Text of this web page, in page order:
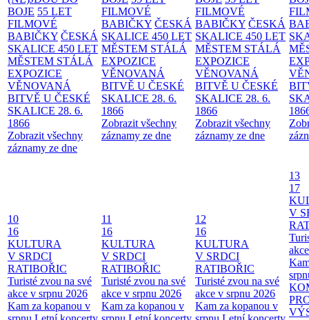
BOJE 55 LET
FILMOVÉ
BABIČKY ČESKÁ
SKALICE 450 LET
MĚSTEM STÁLÁ
EXPOZICE
VĚNOVANÁ
BITVĚ U ČESKÉ
SKALICE 28. 6.
1866
Zobrazit všechny
záznamy ze dne
FILMOVÉ
BABIČKY ČESKÁ
SKALICE 450 LET
MĚSTEM STÁLÁ
EXPOZICE
VĚNOVANÁ
BITVĚ U ČESKÉ
SKALICE 28. 6.
1866
Zobrazit všechny
záznamy ze dne
FILMOVÉ
BABIČKY ČESKÁ
SKALICE 450 LET
MĚSTEM STÁLÁ
EXPOZICE
VĚNOVANÁ
BITVĚ U ČESKÉ
SKALICE 28. 6.
1866
Zobrazit všechny
záznamy ze dne
10
16
KULTURA
V SRDCI
RATIBOŘIC
Turisté zvou na své
akce v srpnu 2026
Kam za kopanou v
11
16
KULTURA
V SRDCI
RATIBOŘIC
Turisté zvou na své
akce v srpnu 2026
Kam za kopanou v
12
16
KULTURA
V SRDCI
RATIBOŘIC
Turisté zvou na své
akce v srpnu 2026
Kam za kopanou v
13
17
V